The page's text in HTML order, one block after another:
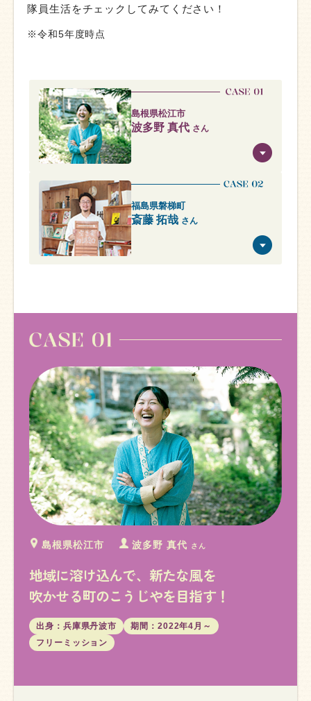
隊員生活をチェックしてみてください！
※令和5年度時点
島根県松江市
波多野 真代 さん
福島県磐梯町
斎藤 拓哉 さん
島根県松江市 波多野 真代 さん
地域に溶け込んで、新たな風を
吹かせる町のこうじやを目指す！
出身：兵庫県丹波市
期間：2022年4月～
フリーミッション